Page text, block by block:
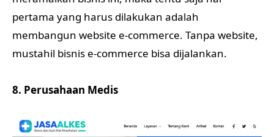
pertama yang harus dilakukan adalah
membangun website e-commerce. Tanpa website,
mustahil bisnis e-commerce bisa dijalankan.
8. Perusahaan Medis